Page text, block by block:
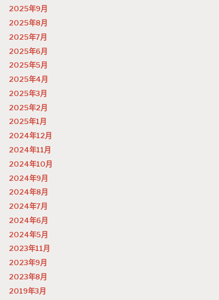
2025年9月
2025年8月
2025年7月
2025年6月
2025年5月
2025年4月
2025年3月
2025年2月
2025年1月
2024年12月
2024年11月
2024年10月
2024年9月
2024年8月
2024年7月
2024年6月
2024年5月
2023年11月
2023年9月
2023年8月
2019年3月